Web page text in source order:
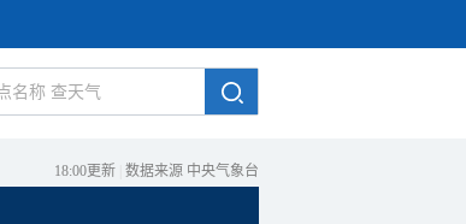
18:00更新 数据来源 中央气象台